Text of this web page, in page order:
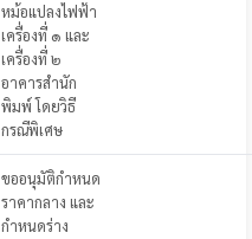
หม้อแปลงไฟฟ้า
เครื่องที่ ๑ และ
เครื่องที่ ๒
อาคารสำนัก
พิมพ์ โดยวิธี
กรณีพิเศษ
ขออนุมัติกำหนด
ราคากลาง และ
กำหนดร่าง